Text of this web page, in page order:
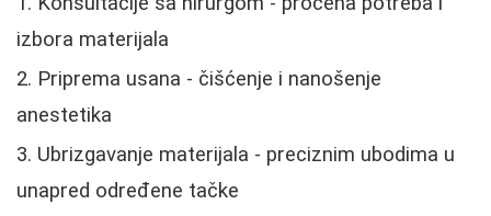
izbora materijala
Priprema usana - čišćenje i nanošenje
anestetika
Ubrizgavanje materijala - preciznim ubodima u
unapred određene tačke